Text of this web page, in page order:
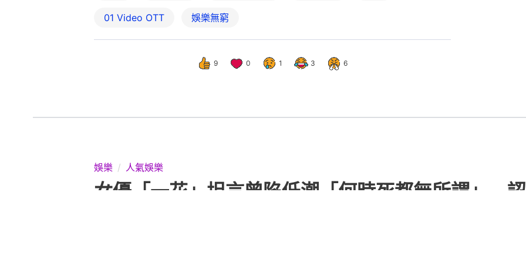
01‌ ‌Video‌ ‌OTT 娛樂無窮
9 0 1 3 6
娛樂 人氣娛樂
女優「一花」坦言曾陷低潮「何時死都無所謂」